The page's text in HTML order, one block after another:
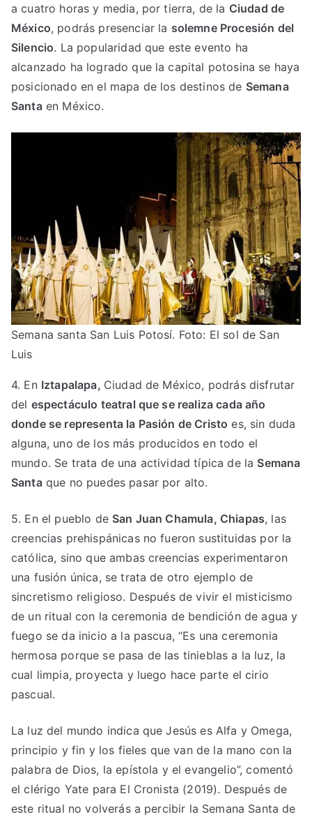
a cuatro horas y media, por tierra, de la Ciudad de
México, podrás presenciar la solemne Procesión del
Silencio. La popularidad que este evento ha
alcanzado ha logrado que la capital potosina se haya
posicionado en el mapa de los destinos de Semana
Santaen México.
Semana santa San Luis Potosí. Foto: El sol de San
Luis
4. En Iztapalapa, Ciudad de México, podrás disfrutar
del espectáculo teatral que se realiza cada año
donde se representa la Pasión de Cristo es, sin duda
alguna, uno de los más producidos en todo el
mundo. Se trata de una actividad típica de la Semana
Santaque no puedes pasar por alto.
5. En el pueblo de San Juan Chamula, Chiapas, las
creencias prehispánicas no fueron sustituidas por la
católica, sino que ambas creencias experimentaron
una fusión única, se trata de otro ejemplo de
sincretismo religioso. Después de vivir el misticismo
de un ritual con la ceremonia de bendición de agua y
fuego se da inicio a la pascua, “Es una ceremonia
hermosa porque se pasa de las tinieblas a la luz, la
cual limpia, proyecta y luego hace parte el cirio
pascual.
La luz del mundo indica que Jesús es Alfa y Omega,
principio y fin y los fieles que van de la mano con la
palabra de Dios, la epístola y el evangelio”, comentó
el clérigo Yate para El Cronista (2019). Después de
este ritual no volverás a percibir la Semana Santa de